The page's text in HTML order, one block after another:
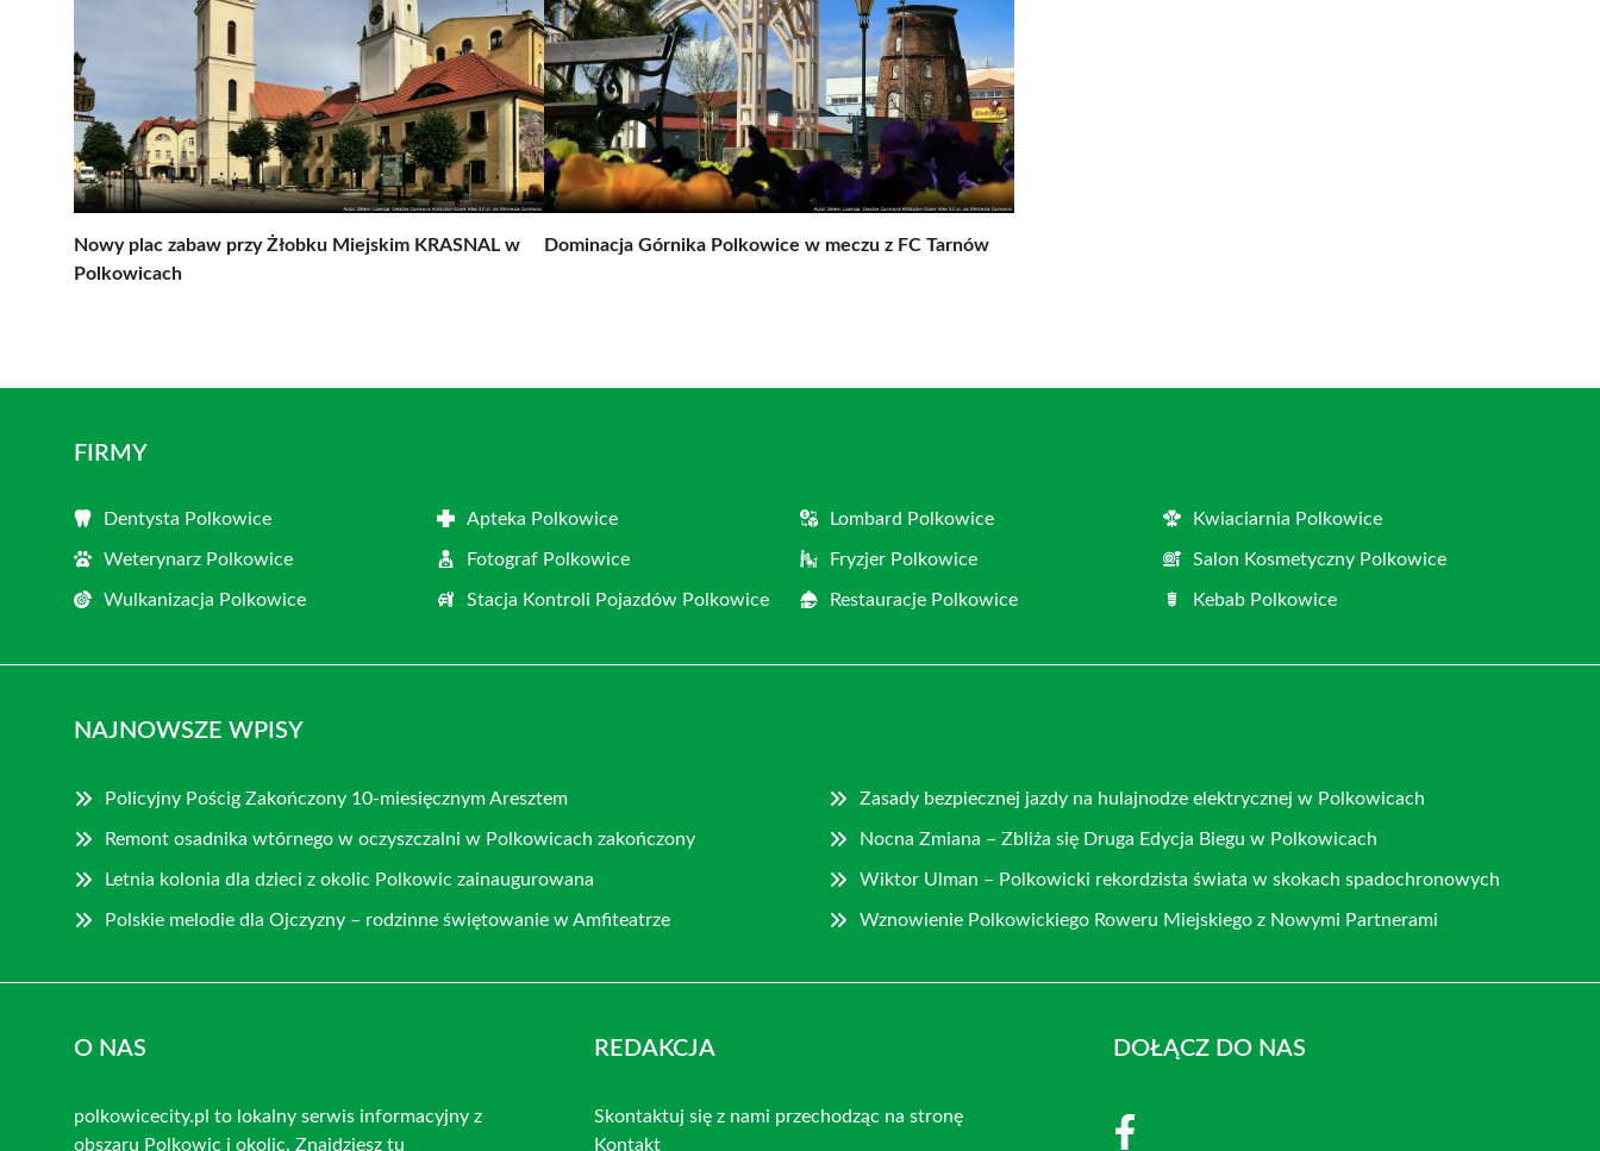
Nowy plac zabaw przy Żłobku Miejskim KRASNAL w
Polkowicach
Dominacja Górnika Polkowice w meczu z FC Tarnów
FIRMY
Dentysta Polkowice Apteka Polkowice Lombard Polkowice Kwiaciarnia Polkowice
Weterynarz Polkowice Fotograf Polkowice Fryzjer Polkowice Salon Kosmetyczny Polkowice
Wulkanizacja Polkowice Stacja Kontroli Pojazdów Polkowice Restauracje Polkowice Kebab Polkowice
NAJNOWSZE WPISY
Policyjny Pościg Zakończony 10-miesięcznym Aresztem Zasady bezpiecznej jazdy na hulajnodze elektrycznej w Polkowicach
Remont osadnika wtórnego w oczyszczalni w Polkowicach zakończony Nocna Zmiana – Zbliża się Druga Edycja Biegu w Polkowicach
Letnia kolonia dla dzieci z okolic Polkowic zainaugurowana Wiktor Ulman – Polkowicki rekordzista świata w skokach spadochronowych
Polskie melodie dla Ojczyzny – rodzinne świętowanie w Amfiteatrze Wznowienie Polkowickiego Roweru Miejskiego z Nowymi Partnerami
O NAS
polkowicecity.pl to lokalny serwis informacyjny z
obszaru Polkowic i okolic. Znajdziesz tu
REDAKCJA
Skontaktuj się z nami przechodząc na stronę
Kontakt
DOŁĄCZ DO NAS